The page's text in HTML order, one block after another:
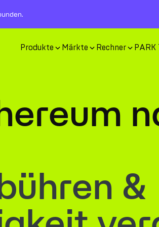
Produkte Märkte Rechner PARK
&